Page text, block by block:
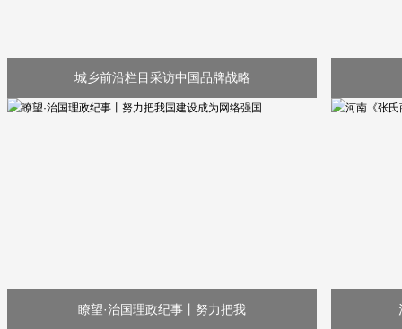
城乡前沿栏目采访中国品牌战略
瞭望·治国理政纪事丨努力把我